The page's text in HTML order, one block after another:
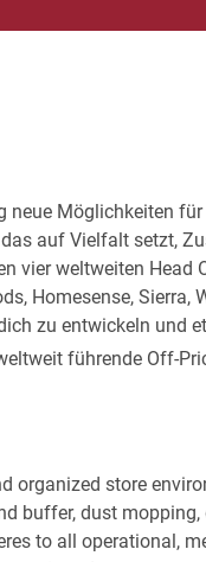
neue Möglichkeiten
auf Vielfalt setzt,
vier weltweiten Head
Homesense,
zu entwickeln und
führende Off-
organized store
buffer, dust
to all operational,